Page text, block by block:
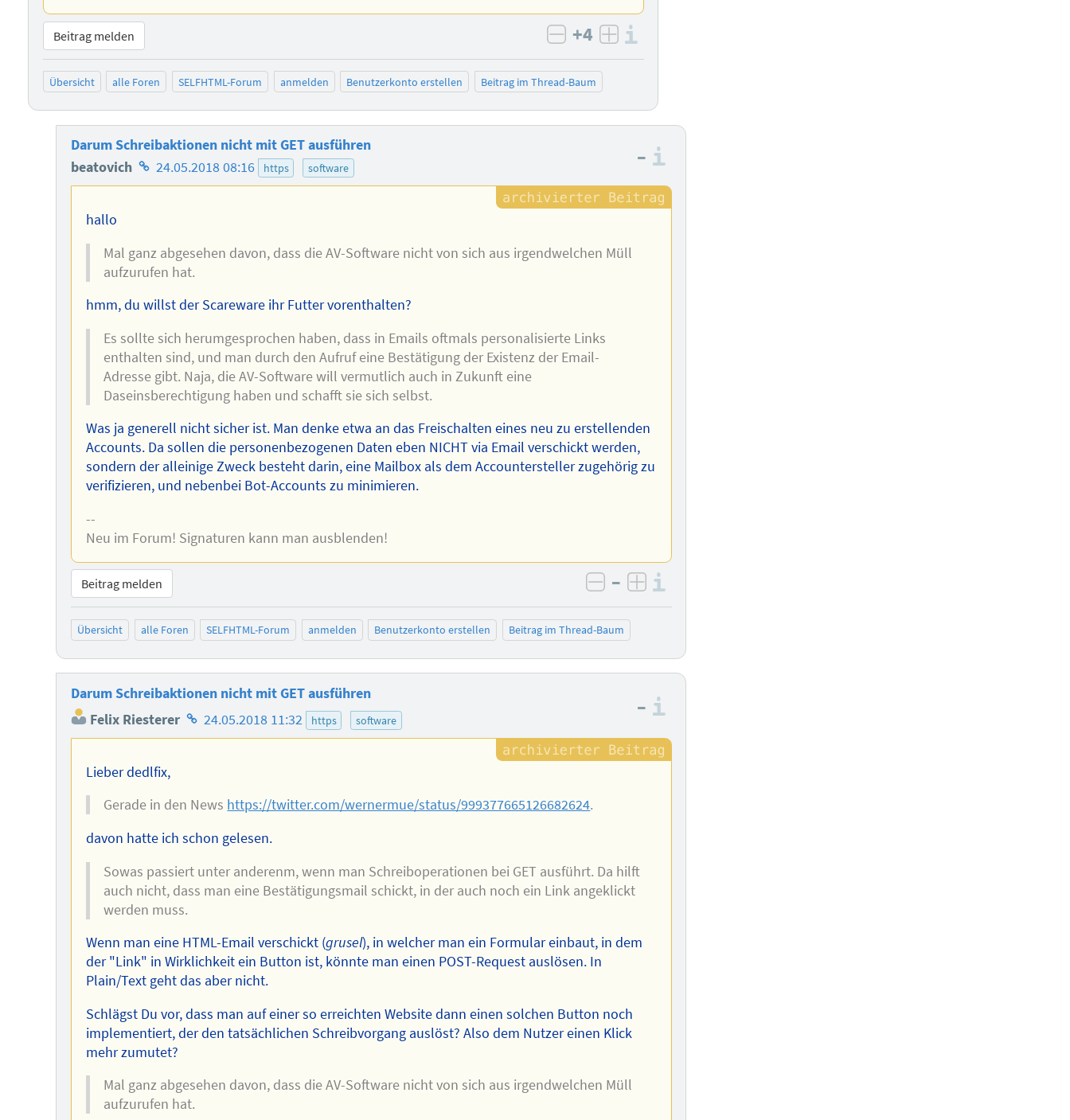
Beitrag melden negativ bewerten
+4 positiv bewerten
Übersicht alle Foren SELFHTML-Forum anmelden Benutzerkonto erstellen Beitrag im Thread-Baum
Darum Schreibaktionen nicht mit GET ausführen
beatovich Homepage
des
24.05.2018 08:16 https software –
hallo
Mal ganz abgesehen davon, dass die AV-Software nicht von sich aus irgendwelchen Müll
aufzurufen hat.
hmm, du willst der Scareware ihr Futter vorenthalten?
Es sollte sich herumgesprochen haben, dass in Emails oftmals personalisierte Links
enthalten sind, und man durch den Aufruf eine Bestätigung der Existenz der Email-
Adresse gibt. Naja, die AV-Software will vermutlich auch in Zukunft eine
Daseinsberechtigung haben und schafft sie sich selbst.
Was ja generell nicht sicher ist. Man denke etwa an das Freischalten eines neu zu erstellenden
Accounts. Da sollen die personenbezogenen Daten eben NICHT via Email verschickt werden,
sondern der alleinige Zweck besteht darin, eine Mailbox als dem Accountersteller zugehörig zu
verifizieren, und nebenbei Bot-Accounts zu minimieren.
--
Neu im Forum! Signaturen kann man ausblenden!
Beitrag melden negativ bewerten
– positiv bewerten
Übersicht alle Foren SELFHTML-Forum anmelden Benutzerkonto erstellen Beitrag im Thread-Baum
Darum Schreibaktionen nicht mit GET ausführen
Felix Riesterer Homepage
des
24.05.2018 11:32 https software
–
Lieber dedlfix,
Gerade in den News https://twitter.com/wernermue/status/999377665126682624.
davon hatte ich schon gelesen.
Sowas passiert unter anderenm, wenn man Schreiboperationen bei GET ausführt. Da hilft
auch nicht, dass man eine Bestätigungsmail schickt, in der auch noch ein Link angeklickt
werden muss.
Wenn man eine HTML-Email verschickt (grusel), in welcher man ein Formular einbaut, in dem
der "Link" in Wirklichkeit ein Button ist, könnte man einen POST-Request auslösen. In
Plain/Text geht das aber nicht.
Schlägst Du vor, dass man auf einer so erreichten Website dann einen solchen Button noch
implementiert, der den tatsächlichen Schreibvorgang auslöst? Also dem Nutzer einen Klick
mehr zumutet?
Mal ganz abgesehen davon, dass die AV-Software nicht von sich aus irgendwelchen Müll
aufzurufen hat.